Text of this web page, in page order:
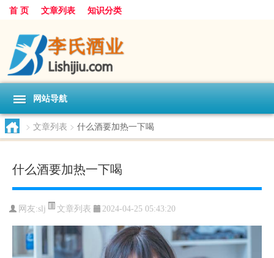
首 页 文章列表 知识分类
网站导航
> 文章列表 > 什么酒要加热一下喝
什么酒要加热一下喝
网友:slj 文章列表 2024-04-25 05:43:20